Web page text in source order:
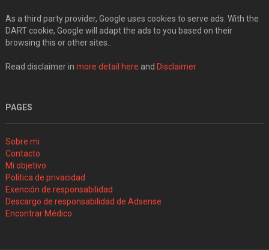
As a third party provider, Google uses cookies to serve ads. With the
DART cookie, Google will adapt the ads to you based on their
browsing this or other sites..
Read disclaimer in more detail here and Disclaimer
PAGES
Sobre mi
Contacto
Mi objetivo
Política de privacidad
Exención de responsabilidad
Descargo de responsabilidad de Adsense
Encontrar Médico